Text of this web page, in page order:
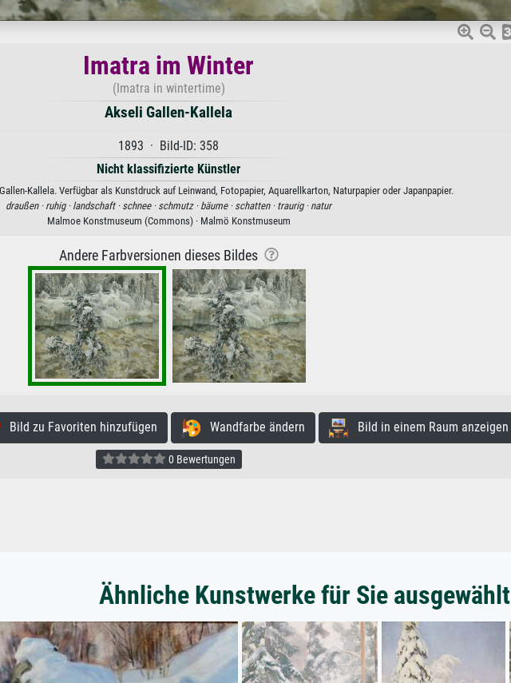
Imatra im Winter
(Imatra in wintertime)
Akseli Gallen-Kallela
1893 · Bild-ID: 358
Nicht klassifizierte Künstler
Kallela. Verfügbar als Kunstdruck auf Leinwand, Fotopapier, Aquarellkarton, Naturpapier oder Japanpapier.
draußen · ruhig · landschaft · schnee · schmutz · bäume · schatten · traurig · natur
Malmoe Konstmuseum (Commons) · Malmö Konstmuseum
Andere Farbversionen dieses Bildes
Bild zu Favoriten hinzufügen Wandfarbe ändern Bild in einem Raum anzeigen
0 Bewertungen
Ähnliche Kunstwerke für Sie ausgewählt